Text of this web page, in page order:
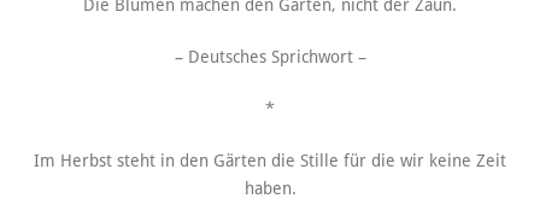
Die Blumen machen den Garten, nicht der Zaun.
– Deutsches Sprichwort –
*
Im Herbst steht in den Gärten die Stille für die wir keine Zeit
haben.